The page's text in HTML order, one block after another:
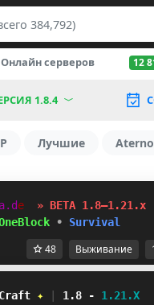
Онлайн серверов 12
1.8.4
Лучшие
a. de
» BETA 1.8–1.21.x
• Survival
48 Выживание
Craft ✦ 1.8 - 1.21.X